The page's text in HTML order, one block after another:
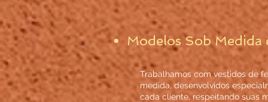
Modelos Sob Medida
Trabalhamos com vestidos de
medida, desenvolvidos
cada cliente, respeitando suas